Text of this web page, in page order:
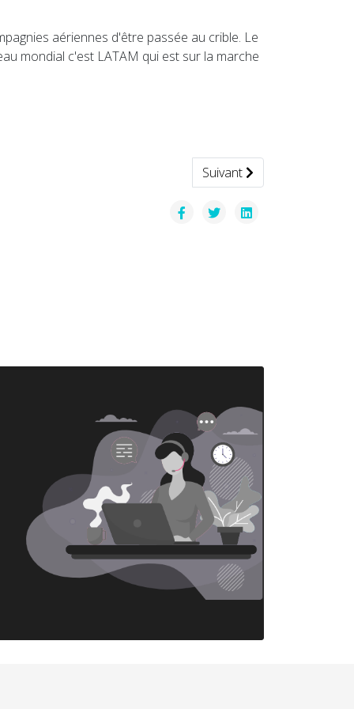
aériennes d'être passée au crible. Le
mondial c'est LATAM qui est sur la marche
Article suivant :
Suivant